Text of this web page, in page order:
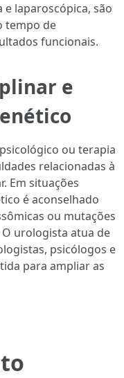
laparoscópica, são
tempo de
funcionais.
e
ou terapia
relacionadas à
Em situações
é aconselhado
ou mutações
urologista atua de
psicólogos e
para ampliar as